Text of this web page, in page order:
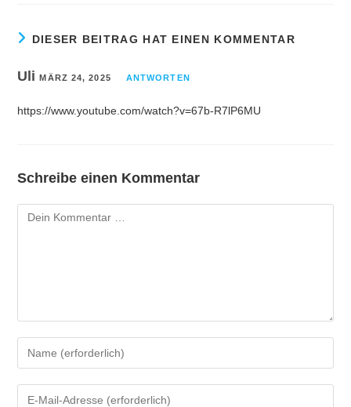
DIESER BEITRAG HAT EINEN KOMMENTAR
UliMÄRZ 24, 2025 ANTWORTEN
https://www.youtube.com/watch?v=67b-R7lP6MU
Schreibe einen Kommentar